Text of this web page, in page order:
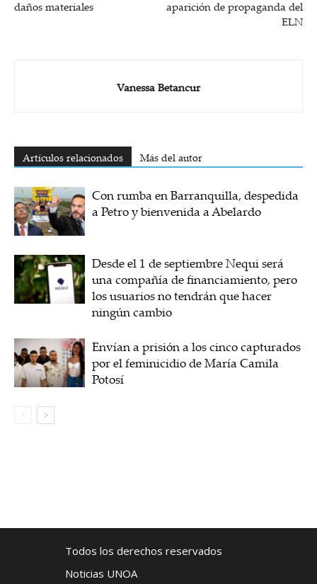
daños materiales
aparición de propaganda del
ELN
Vanessa Betancur
Artículos relacionados Más del autor
Con rumba en Barranquilla, despedida
a Petro y bienvenida a Abelardo
Desde el 1 de septiembre Nequi será
una compañía de financiamiento, pero
los usuarios no tendrán que hacer
ningún cambio
Envían a prisión a los cinco capturados
por el feminicidio de María Camila
Potosí
Todos los derechos reservados
Noticias UNOA